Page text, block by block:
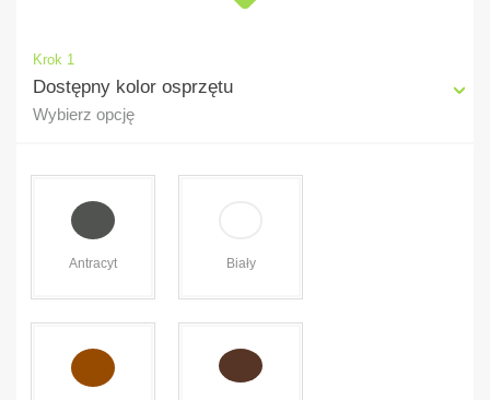
Krok 1
Dostępny kolor osprzętu
Wybierz opcję
Antracyt Biały